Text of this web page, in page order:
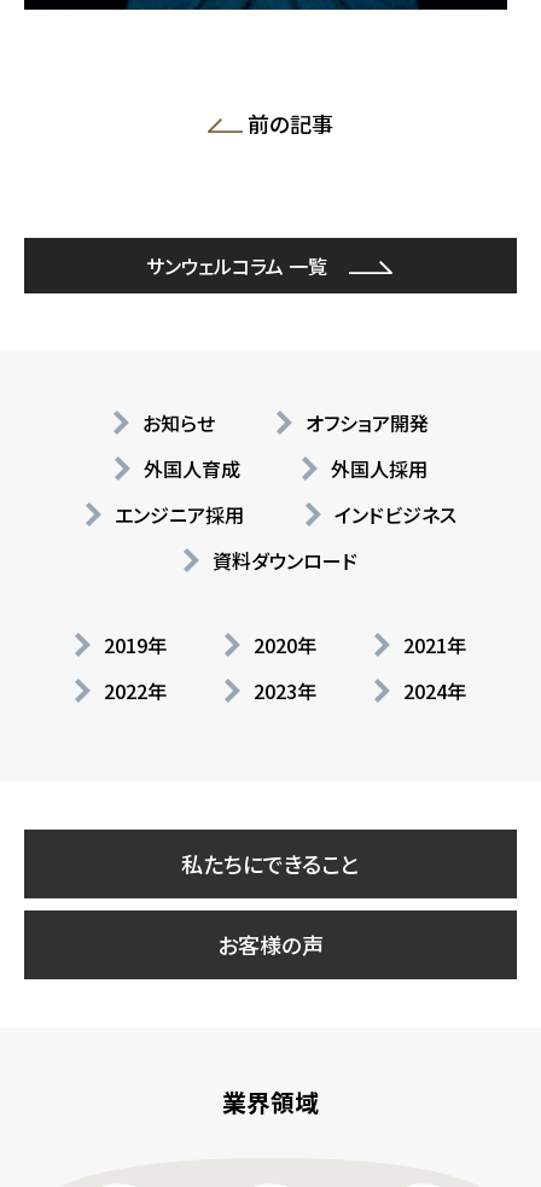
前の記事
サンウェルコラム 一覧
お知らせ
オフショア開発
外国人育成
外国人採用
エンジニア採用
インドビジネス
資料ダウンロード
2019年 2020年
2021年
2022年
2023年 2024年
私たちにできること
お客様の声
業界領域